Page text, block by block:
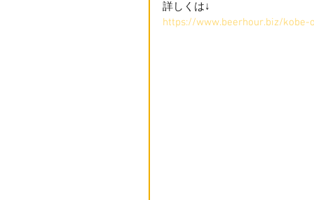
詳しくは↓
https://www.beerhour.biz/